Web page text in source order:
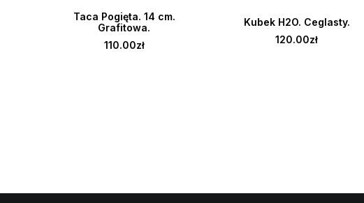
Taca Pogięta. 14 cm.
Grafitowa.
110.00zł
Kubek H2O. Ceglasty.
120.00zł